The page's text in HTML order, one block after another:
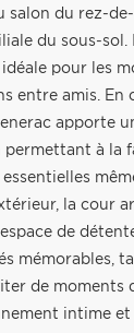
salon du rez-
du sous-
pour les
entre amis. En
apporte
à la
la cour
de
mémorables,
de moments
intime et